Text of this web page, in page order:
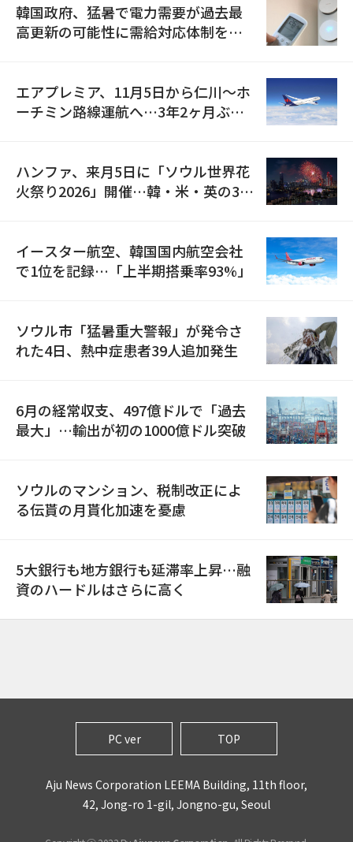
韓国政府、猛暑で電力需要が過去最
高更新の可能性に需給対応体制を点
エアプレミア、11月5日から仁川〜ホ
ーチミン路線運航へ…3年2ヶ月ぶり
ハンファ、来月5日に「ソウル世界花
火祭り2026」開催…韓・米・英の3カ
イースター航空、韓国国内航空会社
で1位を記録…「上半期搭乗率93%」
ソウル市「猛暑重大警報」が発令さ
れた4日、熱中症患者39人追加発生
6月の経常収支、497億ドルで「過去
最大」…輸出が初の1000億ドル突破
ソウルのマンション、税制改正によ
る伝貰の月貰化加速を憂慮
5大銀行も地方銀行も延滞率上昇…融
資のハードルはさらに高く
PC ver TOP
Aju News Corporation LEEMA Building, 11th floor,
42, Jong-ro 1-gil, Jongno-gu, Seoul